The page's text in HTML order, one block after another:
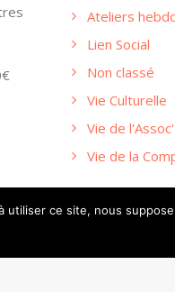
Ateliers
Lien Social
Non classé
Vie Culturelle
Vie de l'Assoc'
Vie de la
ce site, nous